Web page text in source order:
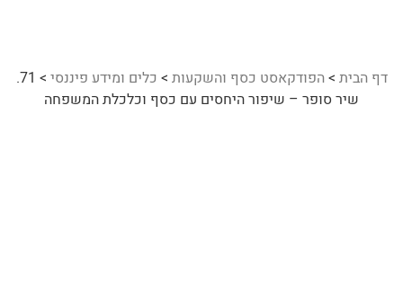
דף הבית >הפודקאסט כסף והשקעות > כלים ומידע פיננסי >
71.
שיר סופר – שיפור היחסים עם כסף וכלכלת המשפחה